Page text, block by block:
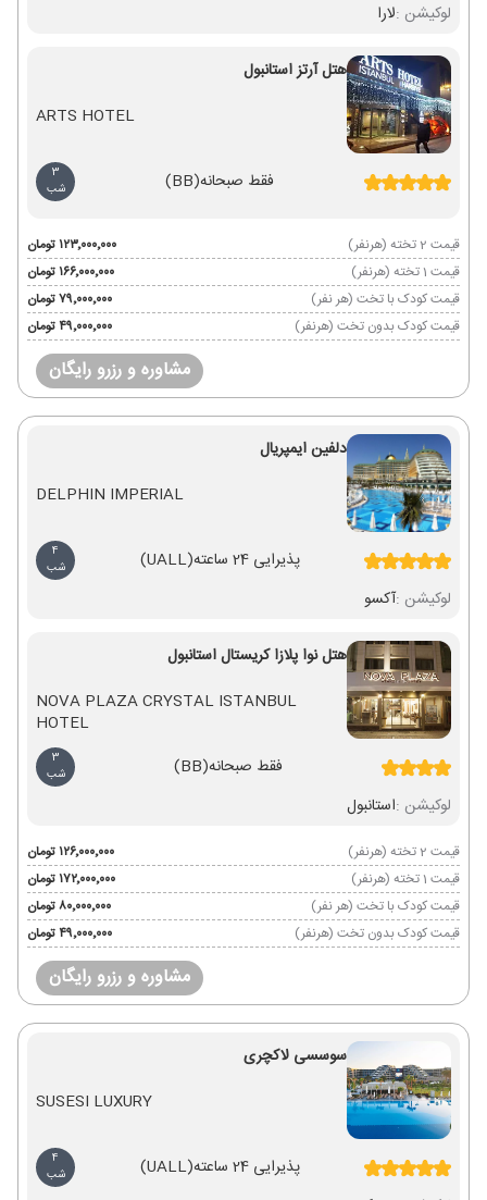
لوکیشن :لارا
هتل آرتز استانبول
ARTS HOTEL
فقط صبحانه(BB)
3
شب
قیمت 2 تخته (هرنفر)
۱۲۳٬۰۰۰٬۰۰۰ تومان
قیمت 1 تخته (هرنفر)
۱۶۶٬۰۰۰٬۰۰۰ تومان
قیمت کودک با تخت (هر نفر)
۷۹٬۰۰۰٬۰۰۰ تومان
قیمت کودک بدون تخت (هرنفر)
۴۹٬۰۰۰٬۰۰۰ تومان
مشاوره و رزرو رایگان
دلفین ایمپریال
DELPHIN IMPERIAL
پذیرایی 24 ساعته (UALL)
4
شب
لوکیشن :آکسو
هتل نوا پلازا کریستال استانبول
NOVA PLAZA CRYSTAL ISTANBUL
HOTEL
فقط صبحانه(BB)
3
شب
لوکیشن :استانبول
قیمت 2 تخته (هرنفر)
۱۲۶٬۰۰۰٬۰۰۰ تومان
قیمت 1 تخته (هرنفر)
۱۷۲٬۰۰۰٬۰۰۰ تومان
قیمت کودک با تخت (هر نفر)
۸۰٬۰۰۰٬۰۰۰ تومان
قیمت کودک بدون تخت (هرنفر)
۴۹٬۰۰۰٬۰۰۰ تومان
مشاوره و رزرو رایگان
سوسسی لاکچری
SUSESI LUXURY
پذیرایی 24 ساعته (UALL)
4
شب